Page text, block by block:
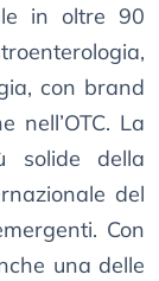
in oltre 90
con brand
nell’OTC. La
solide della
del
Con
una delle